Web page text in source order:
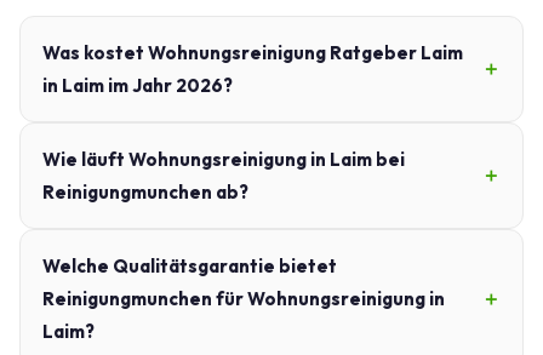
Was kostet Wohnungsreinigung Ratgeber Laim
in Laim im Jahr 2026?
Wie läuft Wohnungsreinigung in Laim bei
Reinigungmunchen ab?
Welche Qualitätsgarantie bietet
Reinigungmunchen für Wohnungsreinigung in
Laim?